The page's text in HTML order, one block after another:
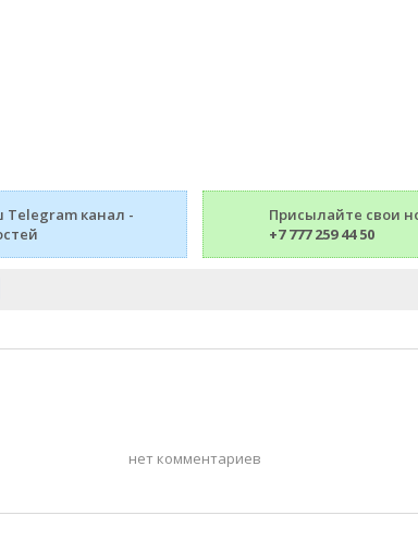
канал -
Присылайте свои
+7 777 259 44 50
нет комментариев